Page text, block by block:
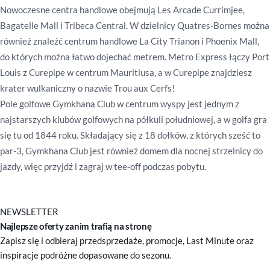
Nowoczesne centra handlowe obejmują Les Arcade Currimjee,
Bagatelle Mall i Tribeca Central. W dzielnicy Quatres-Bornes można
również znaleźć centrum handlowe La City Trianon i Phoenix Mall,
do których można łatwo dojechać metrem. Metro Express łączy Port
Louis z Curepipe w centrum Mauritiusa, a w Curepipe znajdziesz
krater wulkaniczny o nazwie Trou aux Cerfs!
Pole golfowe Gymkhana Club w centrum wyspy jest jednym z
najstarszych klubów golfowych na półkuli południowej, a w golfa gra
się tu od 1844 roku. Składający się z 18 dołków, z których sześć to
par-3, Gymkhana Club jest również domem dla nocnej strzelnicy do
jazdy, więc przyjdź i zagraj w tee-off podczas pobytu.
NEWSLETTER
Najlepsze oferty zanim trafią na stronę
Zapisz się i odbieraj przedsprzedaże, promocje, Last Minute oraz
inspiracje podróżne dopasowane do sezonu.